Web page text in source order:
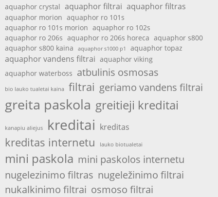
aquaphor crystal aquaphor filtrai aquaphor filtras
aquaphor morion aquaphor ro 101s
aquaphor ro 101s morion aquaphor ro 102s
aquaphor ro 206s aquaphor ro 206s horeca aquaphor s800
aquaphor s800 kaina
aquaphor s1000 p1 aquaphor topaz
aquaphor vandens filtrai aquaphor viking
aquaphor waterboss atbulinis osmosas
bio lauko tualetai kaina filtrai geriamo vandens filtrai
greita paskola greitieji kreditai
kanapiu aliejus kreditai kreditas
kreditas internetu lauko biotualetai
mini paskola mini paskolos internetu
nugelezinimo filtras nugeležinimo filtrai
nukalkinimo filtrai osmoso filtrai